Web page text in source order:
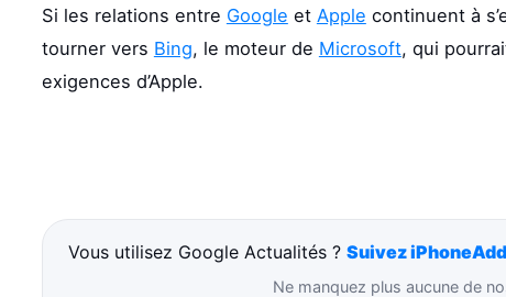
Si les relations entre Google et Apple continuent à
tourner vers Bing, le moteur de Microsoft, qui
exigences d’Apple.
Vous utilisez Google Actualités ?Suivez
Ne manquez plus aucune de